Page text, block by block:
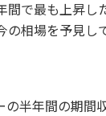
で最も上昇し
の相場を予見し
半年間の期間